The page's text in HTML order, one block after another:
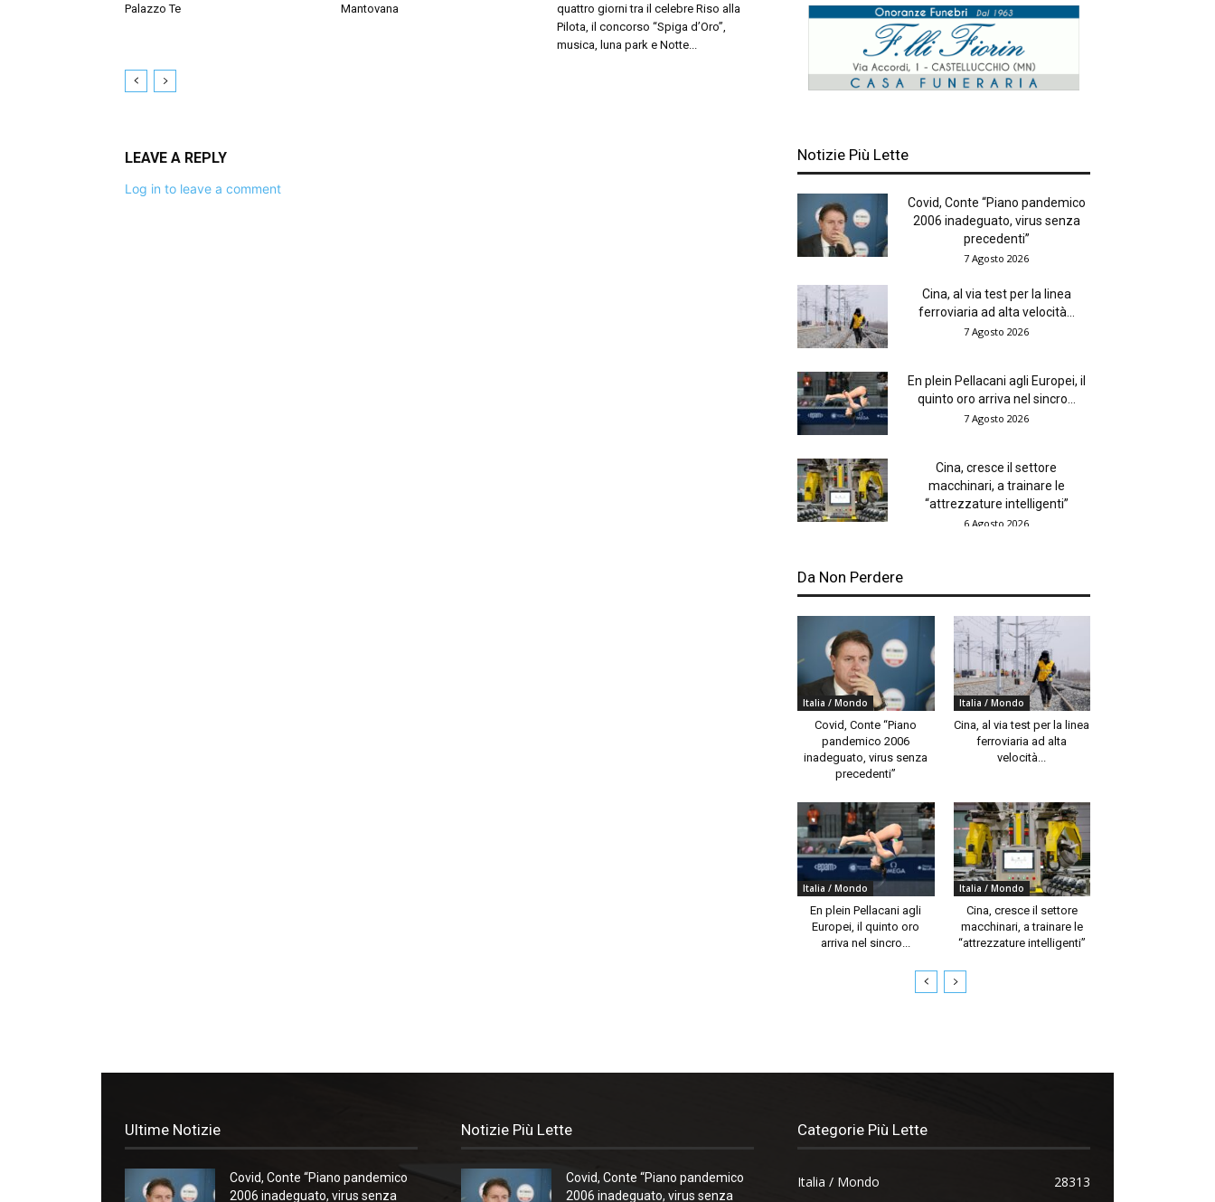
Palazzo Te
Mantovana
quattro giorni tra il celebre Riso alla
Pilota, il concorso “Spiga d’Oro”,
musica, luna park e Notte...
LEAVE A REPLY
Log in to leave a comment
Notizie Più Lette
Covid, Conte “Piano pandemico
2006 inadeguato, virus senza
precedenti”
7 Agosto 2026
Cina, al via test per la linea
ferroviaria ad alta velocità...
7 Agosto 2026
En plein Pellacani agli Europei, il
quinto oro arriva nel sincro...
7 Agosto 2026
Cina, cresce il settore
macchinari, a trainare le
“attrezzature intelligenti”
6 Agosto 2026
Da Non Perdere
Italia / Mondo
Covid, Conte “Piano
pandemico 2006
inadeguato, virus senza
precedenti”
Italia / Mondo
Cina, al via test per la linea
ferroviaria ad alta
velocità...
Italia / Mondo
En plein Pellacani agli
Europei, il quinto oro
arriva nel sincro...
Italia / Mondo
Cina, cresce il settore
macchinari, a trainare le
“attrezzature intelligenti”
Ultime Notizie
Covid, Conte “Piano pandemico
2006 inadeguato, virus senza
Notizie Più Lette
Covid, Conte “Piano pandemico
2006 inadeguato, virus senza
Categorie Più Lette
Italia / Mondo
28313